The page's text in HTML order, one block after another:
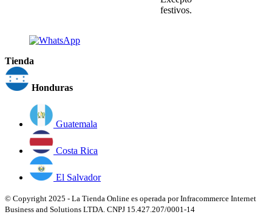
festivos.
Tienda
Honduras
Guatemala
Costa Rica
El Salvador
© Copyright 2025 - La Tienda Online es operada por Infracommerce Internet
Business and Solutions LTDA. CNPJ 15.427.207/0001-14